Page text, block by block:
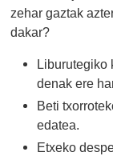
zehar gaztak
dakar?
Liburutegiko
denak ere
Beti
edatea.
Etxeko